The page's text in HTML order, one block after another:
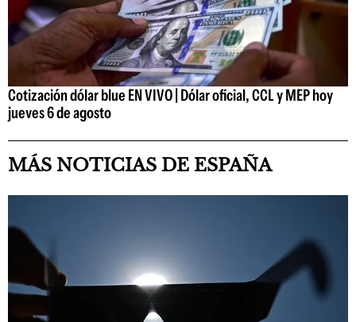
Cotización dólar blue EN VIVO | Dólar oficial, CCL y MEP hoy
jueves 6 de agosto
MÁS NOTICIAS DE ESPAÑA